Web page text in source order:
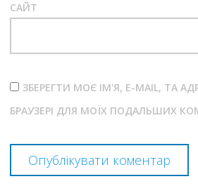
САЙТ
ЗБЕРЕГТИ МОЄ ІМ'Я, E-MAIL, ТА
БРАУЗЕРІ ДЛЯ МОЇХ ПОДАЛЬШИХ